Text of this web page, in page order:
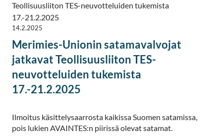
Teollisuusliiton TES-neuvotteluiden tukemista
17.-21.2.2025
14.2.2025
Merimies-Unionin satamavalvojat
jatkavat Teollisuusliiton TES-
neuvotteluiden tukemista
17.-21.2.2025
Ilmoitus käsittelysaarrosta kaikissa Suomen satamissa,
pois lukien AVAINTES:n piirissä olevat satamat.